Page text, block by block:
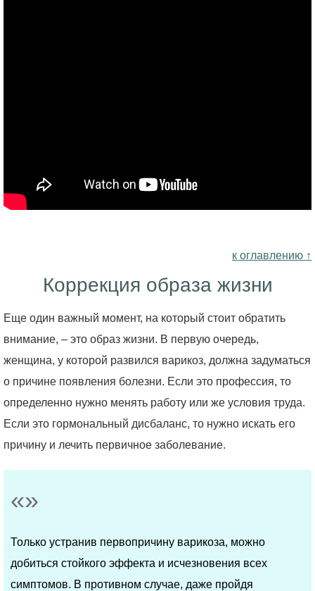
к оглавлению ↑
Коррекция образа жизни
Еще один важный момент, на который стоит обратить
внимание, – это образ жизни. В первую очередь,
женщина, у которой развился варикоз, должна задуматься
о причине появления болезни. Если это профессия, то
определенно нужно менять работу или же условия труда.
Если это гормональный дисбаланс, то нужно искать его
причину и лечить первичное заболевание.
Только устранив первопричину варикоза, можно
добиться стойкого эффекта и исчезновения всех
симптомов. В противном случае, даже пройдя